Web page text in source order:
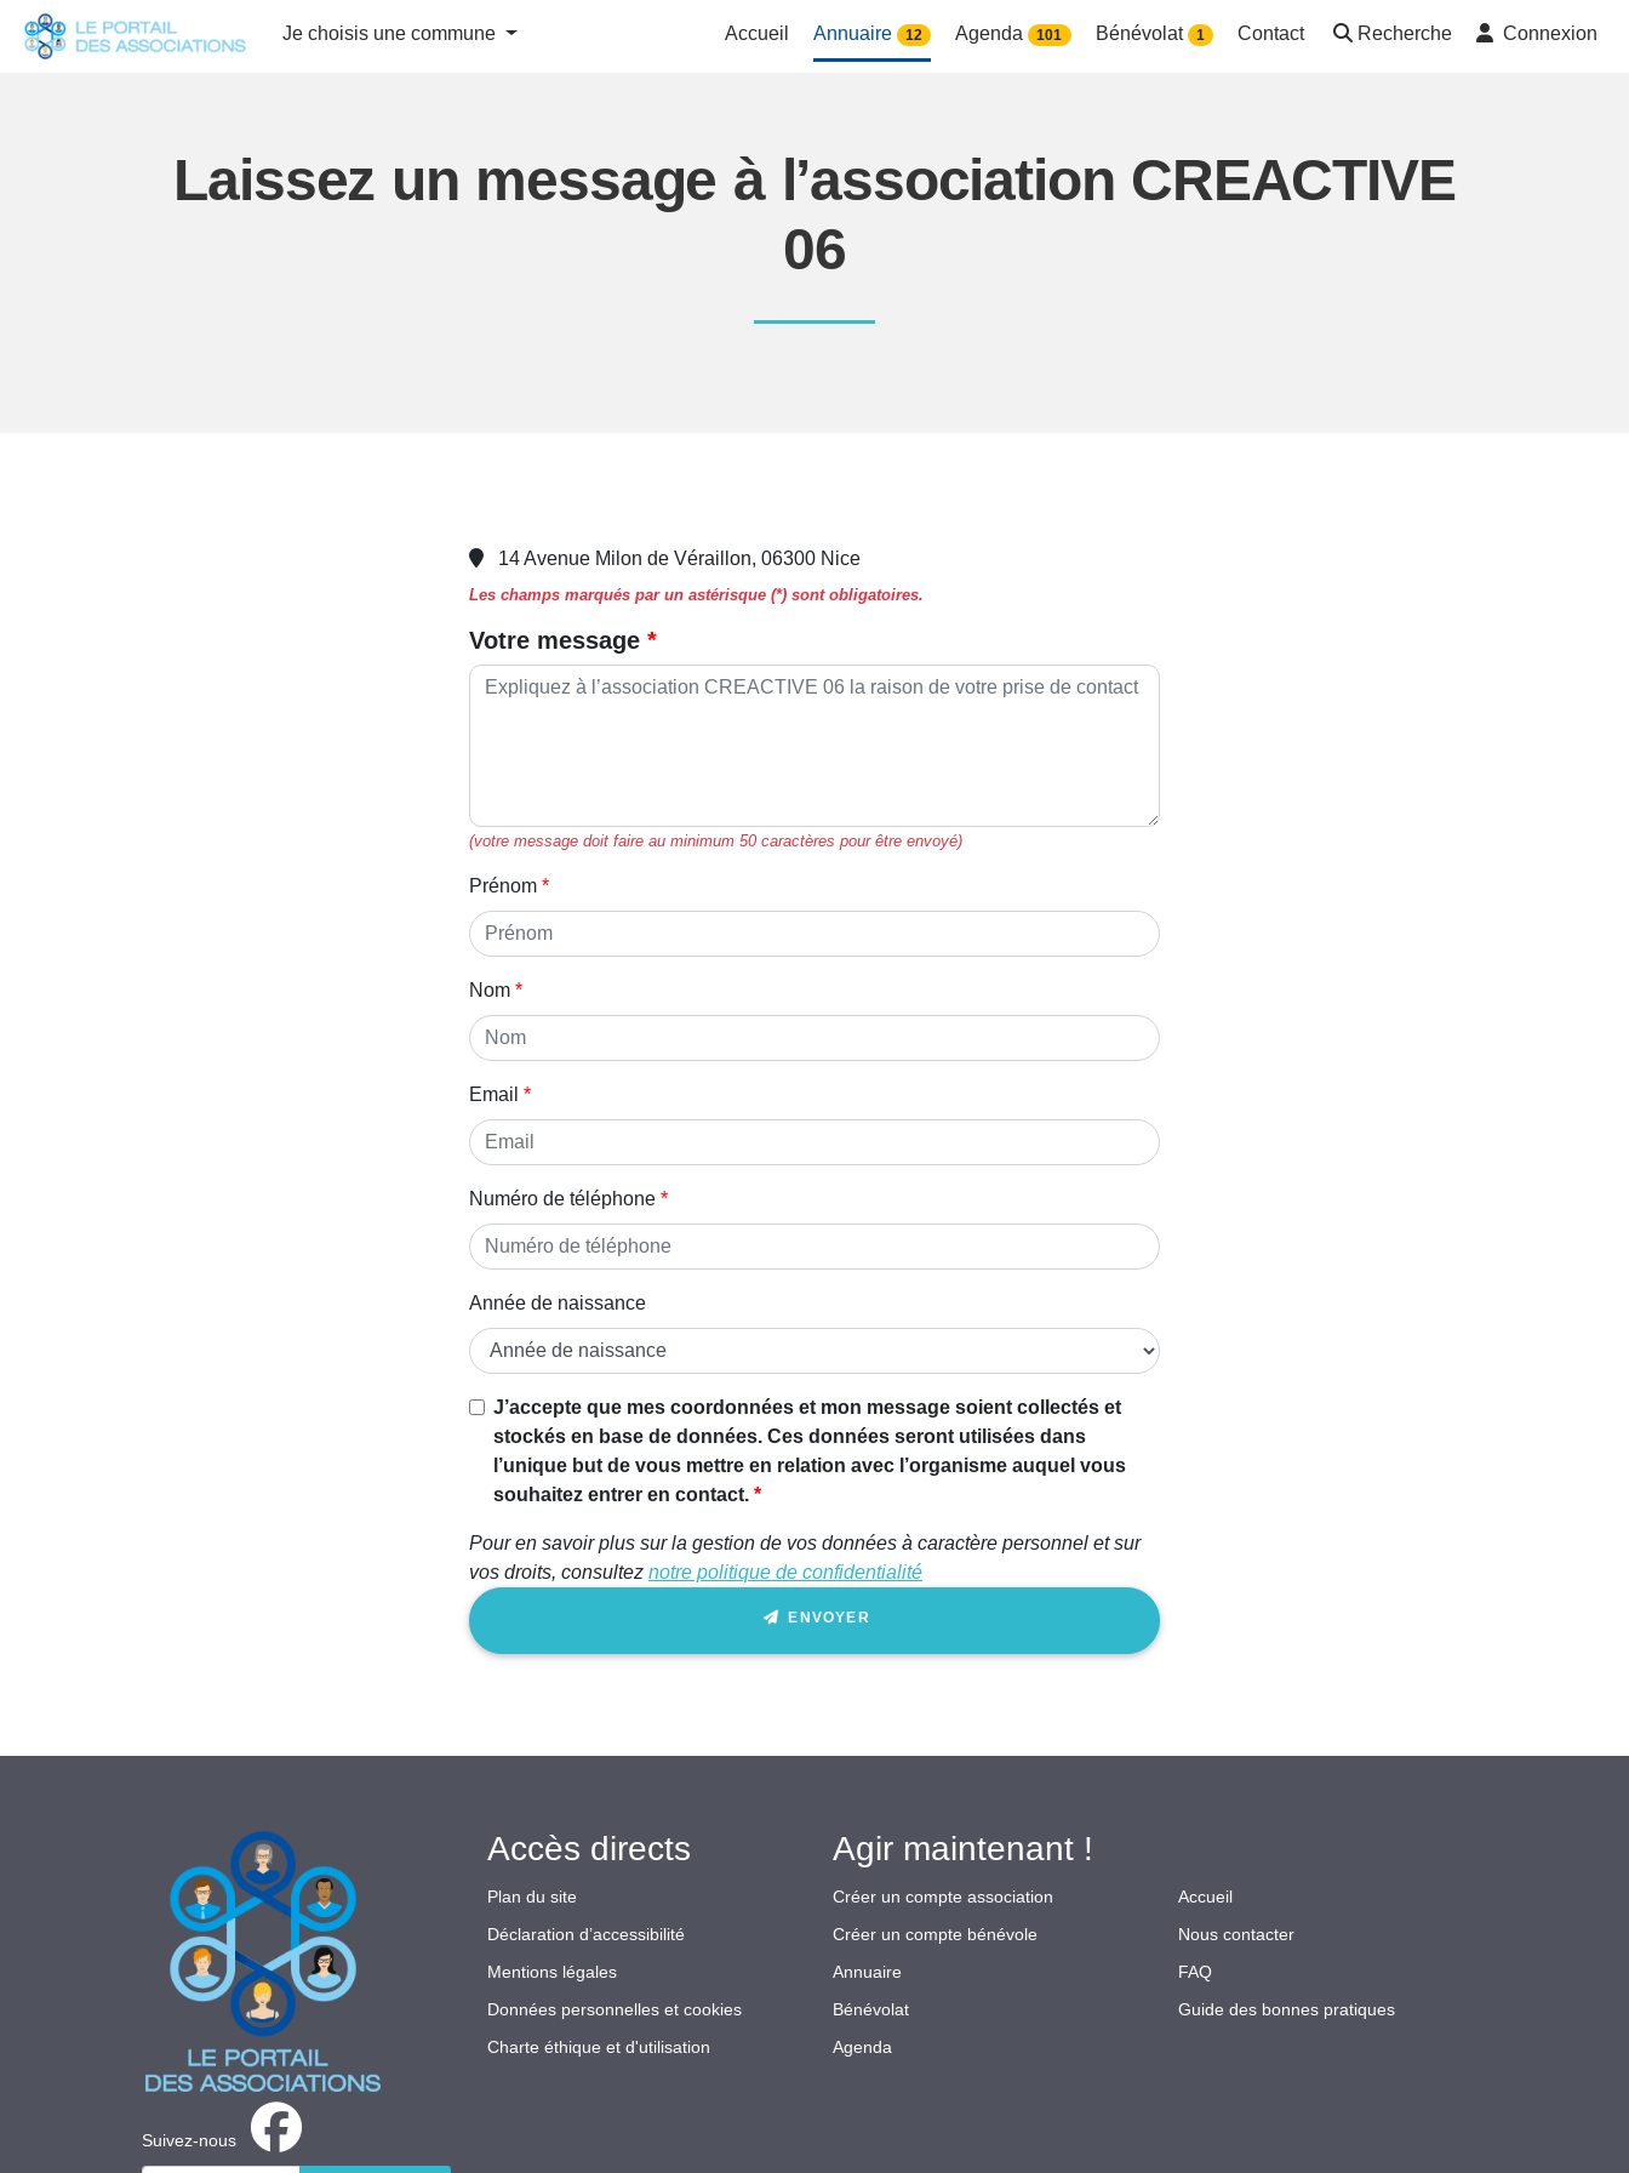
Je choisis une commune Accueil Annuaire 12 Agenda 101 Bénévolat 1 Contact Recherche Connexion
Laissez un message à l’association CREACTIVE
06
14 Avenue Milon de Véraillon, 06300 Nice
Les champs marqués par un astérisque (*) sont obligatoires.
Votre message
(votre message doit faire au minimum 50 caractères pour être envoyé)
Prénom
Nom
Email
Numéro de téléphone
Année de naissance
J’accepte que mes coordonnées et mon message soient collectés et
stockés en base de données. Ces données seront utilisées dans
l’unique but de vous mettre en relation avec l’organisme auquel vous
souhaitez entrer en contact.
Pour en savoir plus sur la gestion de vos données à caractère personnel et sur
vos droits, consultez notre politique de confidentialité
ENVOYER
Suivez-nous
Accès directs
Plan du site
Déclaration d’accessibilité
Mentions légales
Données personnelles et cookies
Charte éthique et d'utilisation
Agir maintenant !
Créer un compte association
Créer un compte bénévole
Annuaire
Bénévolat
Agenda
Accueil
Nous contacter
FAQ
Guide des bonnes pratiques
Panneau de gestion des cookies